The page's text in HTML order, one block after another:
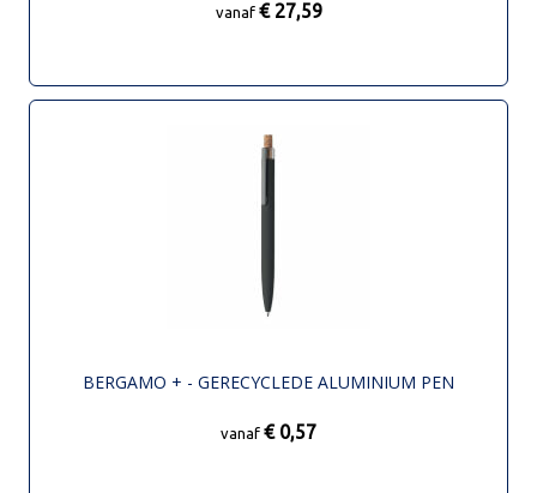
vanaf € 27,59
BERGAMO + - GERECYCLEDE ALUMINIUM PEN
vanaf € 0,57